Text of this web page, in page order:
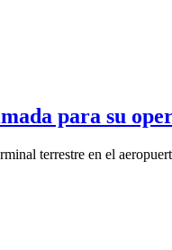
para su
terrestre en el